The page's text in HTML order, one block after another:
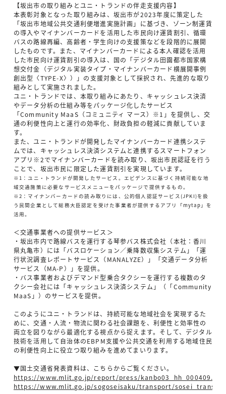
【坂出市の取り組みとユニ・トランドの伴走支援内容】
本表彰対象となった取り組みは、坂出市が2023年度に策定した
「坂出市地域公共交通利便増進実施計画」に基づき、ゾーン制運賃
の導入やマイナンバーカードを活用した市民向け運賃割引、循環
バスの路線再編、高齢者・学生向けの支援策などを段階的に展開
したものです。また、マイナンバーカードによる本人確認を活用
した市民向け運賃割引の導入は、国の「デジタル田園都市国家構
想交付金（デジタル実装タイプ・マイナンバーカード横展開事例
創出型〈TYPE-X〉）」の支援対象として採択され、先進的な取り
組みとして実施されました。
ユニ・トランドでは、本取り組みにあたり、キャッシュレス決済
やデータ分析の仕組み等をパッケージ化したサービス
「Community MaaS（コミュニティ マース）※1」を提供し、交
通の利便性向上と運行の効率化、財政負担の軽減に貢献していま
す。
また、ユニ・トランドが開発したマイナンバーカード連携システ
ムでは、キャッシュレス決済システムと連携するスマートフォン
アプリ※2でマイナンバーカードを読み取り、坂出市民認証を行う
ことで、坂出市民に限定した運賃割引を実現しています。
※1：ユニ・トランドが開発したサービス。エビデンスに基づく持続可能な地
域交通施策に必要なサービスメニューをパッケージで提供するもの。
※2：マイナンバーカードの読み取りには、公的個人認証サービス(JPKI)を扱
う民間企業として総務大臣認定を受けた事業者が提供するアプリ「mytap」を
活用。
＜交通事業者への提供サービス＞
・坂出市内で路線バスを運行する琴参バス株式会社（本社：香川
県丸亀市）には「バスロケーション／乗降数収集システム」「運
行状況調査レポートサービス（MANALYZE）」「交通データ分析
サービス（MA-P）」を提供。
・バス事業者およびデマンド型乗合タクシーを運行する複数のタ
クシー会社には「キャッシュレス決済システム」（「Community
MaaS」）のサービスを提供。
このようにユニ・トランドは、持続可能な地域社会を実現するた
めに、交通・人流・物流に関わる社会課題を、利便性と効率性の
両立を図りながら最適化する視点から捉えます。そして、デジタル
技術を活用して自治体のEBPM支援や公共交通を利用する地域住民
の利便性向上に役立つ取り組みを進めてまいります。
▼国土交通省発表資料は、こちらからご覧ください。
https://www.mlit.go.jp/report/press/
https://www.mlit.go.jp/sogoseisaku/transport/